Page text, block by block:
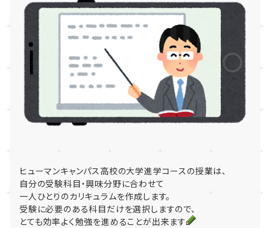
ヒューマンキャンパス高校の大学進学コースの授業は、
自分の受験科目・興味分野に合わせて
一人ひとりのカリキュラムを作成します。
受験に必要のある科目だけを選択しますので、
とても効率よく勉強を進めることが出来ます